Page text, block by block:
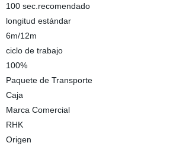
100 sec.recomendado
longitud estándar
6m/12m
ciclo de trabajo
100%
Paquete de Transporte
Caja
Marca Comercial
RHK
Origen